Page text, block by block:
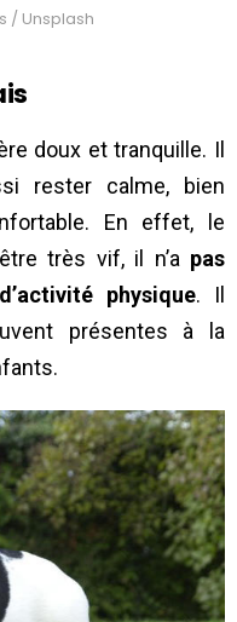
/ Unsplash
doux et tranquille. Il
rester calme, bien
En effet, le
très vif, il n’a pas
physique. Il
présentes à la